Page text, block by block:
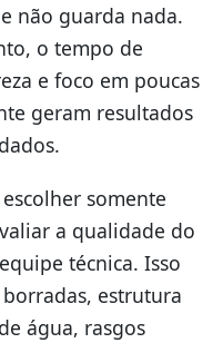
não guarda nada.
o tempo de
e foco em poucas
geram resultados
somente
a qualidade do
técnica. Isso
estrutura
água, rasgos